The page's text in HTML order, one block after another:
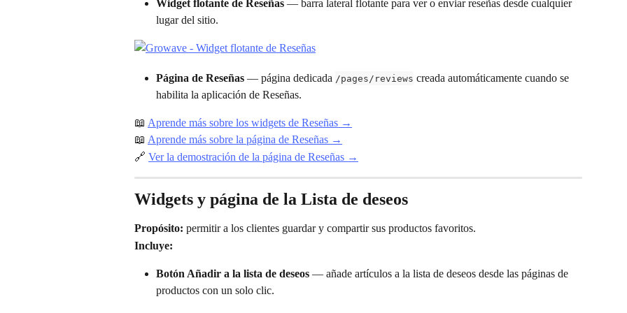
Widget flotante de Reseñas — barra lateral flotante para ver o enviar reseñas desde cualquier
lugar del sitio.
Página de Reseñas — página dedicada /pages/reviews creada automáticamente cuando se
habilita la aplicación de Reseñas.
📖 Aprende más sobre los widgets de Reseñas →
📖 Aprende más sobre la página de Reseñas →
🔗 Ver la demostración de la página de Reseñas →
Widgets y página de la Lista de deseos
Propósito: permitir a los clientes guardar y compartir sus productos favoritos.
Incluye:
Botón Añadir a la lista de deseos — añade artículos a la lista de deseos desde las páginas de
productos con un solo clic.